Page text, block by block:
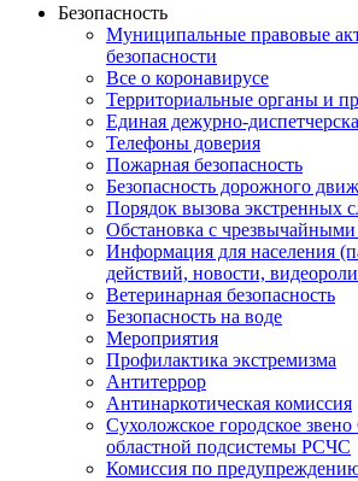
Безопасность
Муниципальные правовые
безопасности
Все о коронавирусе
Территориальные органы и
Единая дежурно-
Телефоны доверия
Пожарная безопасность
Безопасность дорожного
Порядок вызова экстренных
Обстановка с
Информация для населения
действий, новости,
Ветеринарная безопасность
Безопасность на воде
Мероприятия
Профилактика экстремизма
Антитеррор
Антинаркотическая комиссия
Сухоложское городское
областной подсистемы РСЧС
Комиссия по